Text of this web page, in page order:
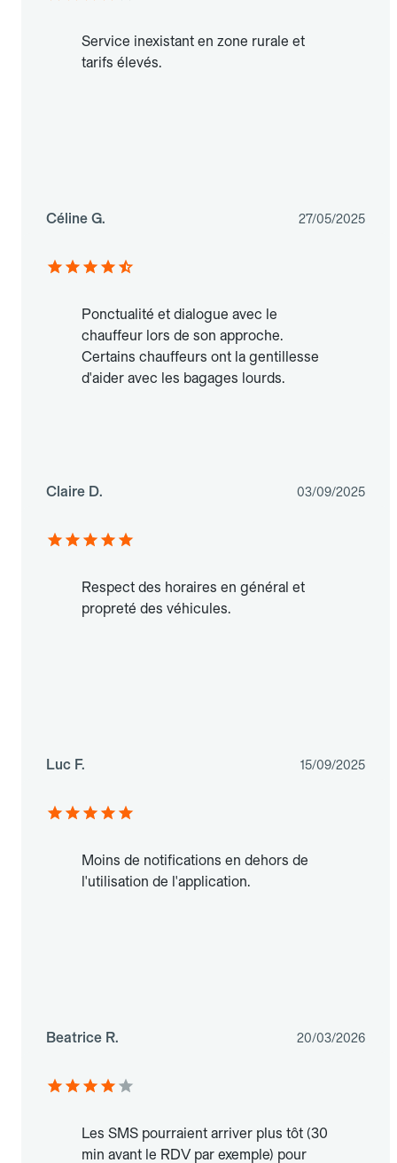
Service inexistant en zone rurale et
tarifs élevés.
Céline G. 27/05/2025
Ponctualité et dialogue avec le
chauffeur lors de son approche.
Certains chauffeurs ont la gentillesse
d'aider avec les bagages lourds.
Claire D. 03/09/2025
Respect des horaires en général et
propreté des véhicules.
Luc F. 15/09/2025
Moins de notifications en dehors de
l'utilisation de l'application.
Beatrice R. 20/03/2026
Les SMS pourraient arriver plus tôt (30
min avant le RDV par exemple) pour